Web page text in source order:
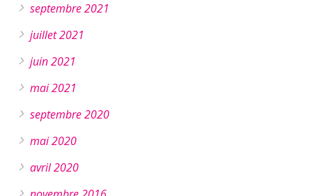
septembre 2021
juillet 2021
juin 2021
mai 2021
septembre 2020
mai 2020
avril 2020